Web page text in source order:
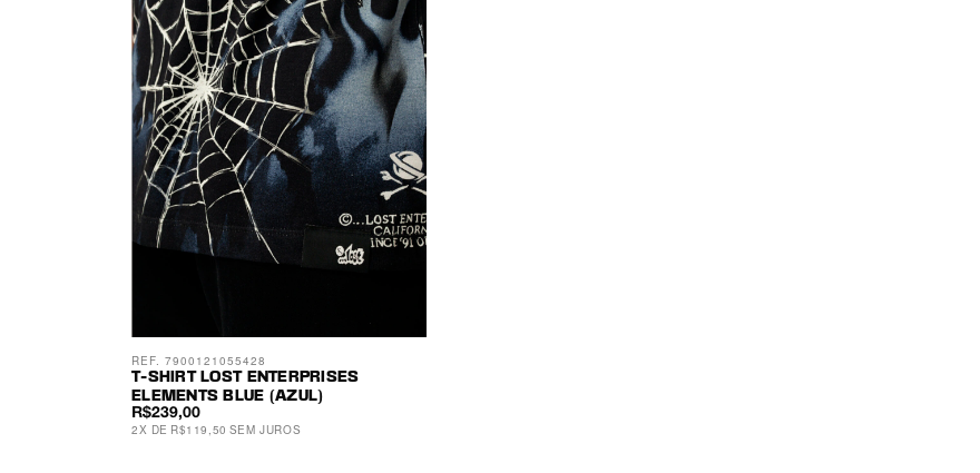
T-SHIRT LOST ENTERPRISES
ELEMENTS BLUE (AZUL)
R$239,00
2X DE R$119,50 SEM JUROS
REF. 7900121055428